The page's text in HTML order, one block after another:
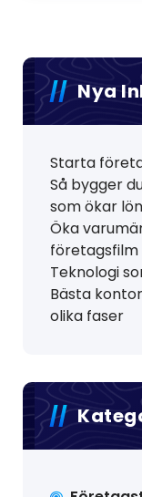
Nya
Starta
Så bygger
som ökar
Öka
företagsfilm
Teknologi
Bästa
olika faser